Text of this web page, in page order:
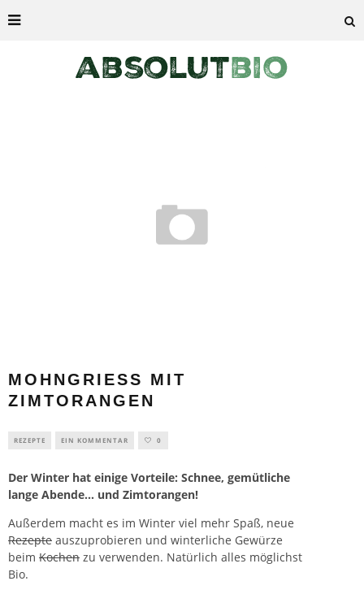
MOHNGRIESS MIT Z
IMTORANGEN
REZEPTE EIN KOMMENTAR 0
Der Winter hat einige Vorteile: Schnee, gemütliche
lange Abende… und Zimtorangen!
Außerdem macht es im Winter viel mehr Spaß, neue
Rezepte auszuprobieren und winterliche Gewürze
beim Kochen zu verwenden. Natürlich alles möglichst
Bio.